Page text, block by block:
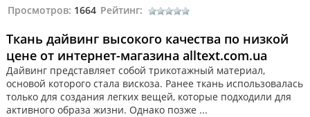
Просмотров: 1664 Рейтинг:
Ткань дайвинг высокого качества по низкой
цене от интернет-магазина alltext.com.ua
Дайвинг представляет собой трикотажный материал,
основой которого стала вискоза. Ранее ткань использовалась
только для создания легких вещей, которые подходили для
активного образа жизни. Однако позже ...